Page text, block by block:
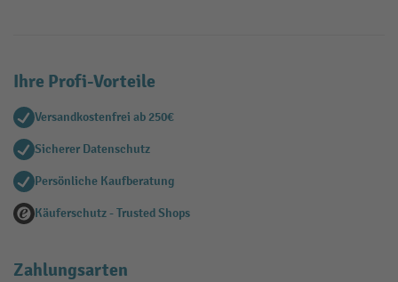
Ihre Profi-Vorteile
Versandkostenfrei ab 250€
Sicherer Datenschutz
Persönliche Kaufberatung
Käuferschutz - Trusted Shops
Zahlungsarten